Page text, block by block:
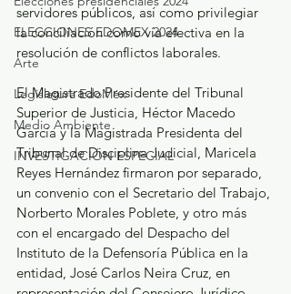
ELECCIONES EDOMEX 2024
Arte
Legislatura EdoMéx
Medio Ambiente
INVESTIGACIÓN ESPECIAL
servidores públicos, así como privilegiar
la conciliación como vía efectiva en la
resolución de conflictos laborales.
El Magistrado Presidente del Tribunal
Superior de Justicia, Héctor Macedo
García y la Magistrada Presidenta del
Tribunal de Disciplina Judicial, Maricela
Reyes Hernández firmaron por separado,
un convenio con el Secretario del Trabajo,
Norberto Morales Poblete, y otro más
con el encargado del Despacho del
Instituto de la Defensoría Pública en la
entidad, José Carlos Neira Cruz, en